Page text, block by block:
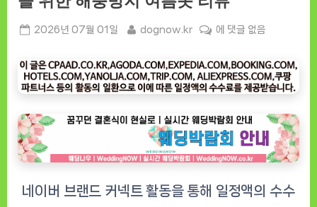
Posted
2026년 07월 01일 By
dognow.kr
여
철
강
아
해
충
방
필
에 댓글 없음